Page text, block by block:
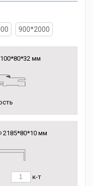
900*2000
мм
мм
к-т